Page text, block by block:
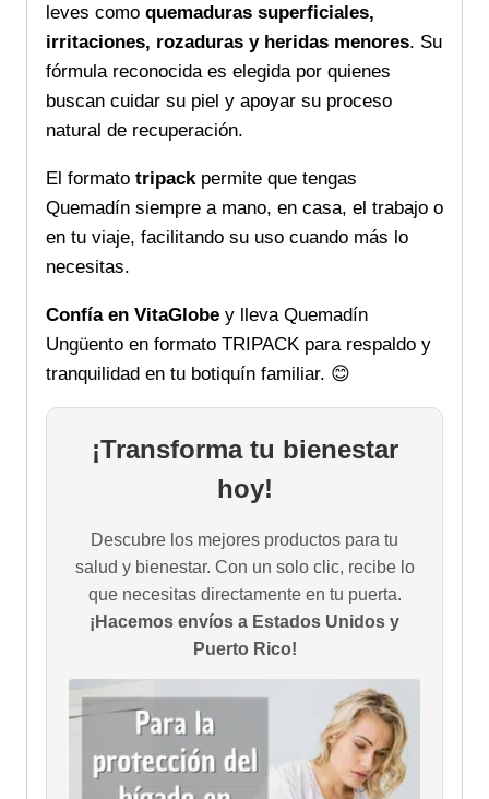
leves como quemaduras superficiales,
irritaciones, rozaduras y heridas menores. Su
fórmula reconocida es elegida por quienes
buscan cuidar su piel y apoyar su proceso
natural de recuperación.
El formato tripackpermite que tengas
Quemadín siempre a mano, en casa, el trabajo o
en tu viaje, facilitando su uso cuando más lo
necesitas.
Confía en VitaGlobe y lleva Quemadín
Ungüento en formato TRIPACK para respaldo y
tranquilidad en tu botiquín familiar. 😊
¡Transforma tu bienestar
hoy!
Descubre los mejores productos para tu
salud y bienestar. Con un solo clic, recibe lo
que necesitas directamente en tu puerta.
¡Hacemos envíos a Estados Unidos y
Puerto Rico!